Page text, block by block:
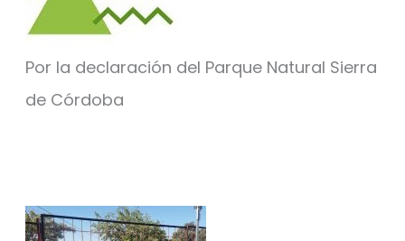
Por la declaración del Parque Natural Sierra
de Córdoba